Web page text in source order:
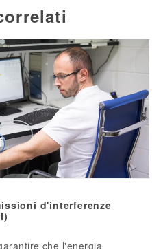
d'interferenze
che l'energia